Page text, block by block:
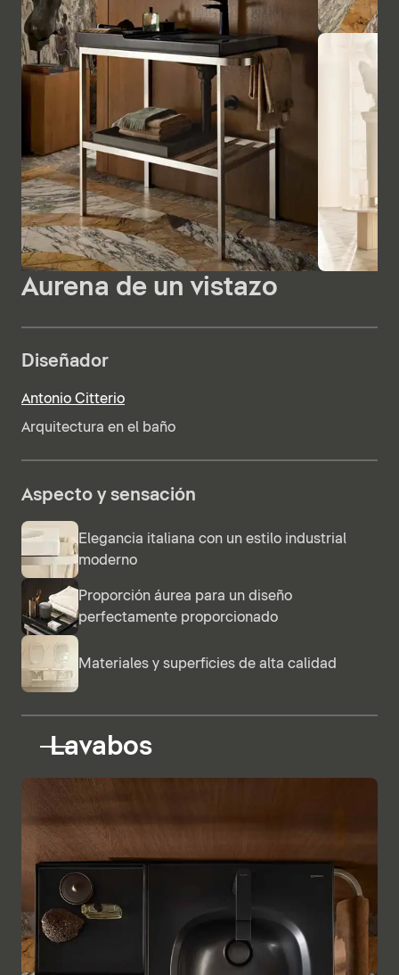
Aurena de un vistazo
Diseñador
Antonio Citterio
Arquitectura en el baño
Aspecto y sensación
Elegancia italiana con un estilo industrial
moderno
Proporción áurea para un diseño
perfectamente proporcionado
Materiales y superficies de alta calidad
Lavabos